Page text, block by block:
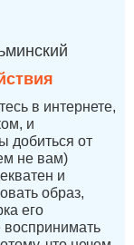
в интернете,
и
добиться от
не вам)
и
образ,
его